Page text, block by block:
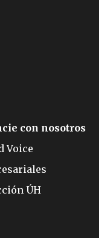
con nosotros
Voice
ÚH